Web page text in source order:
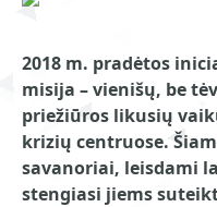
2018 m. pradėtos
misija – vienišų, be
priežiūros likusių
krizių centruose.
savanoriai, leisdami
stengiasi jiems